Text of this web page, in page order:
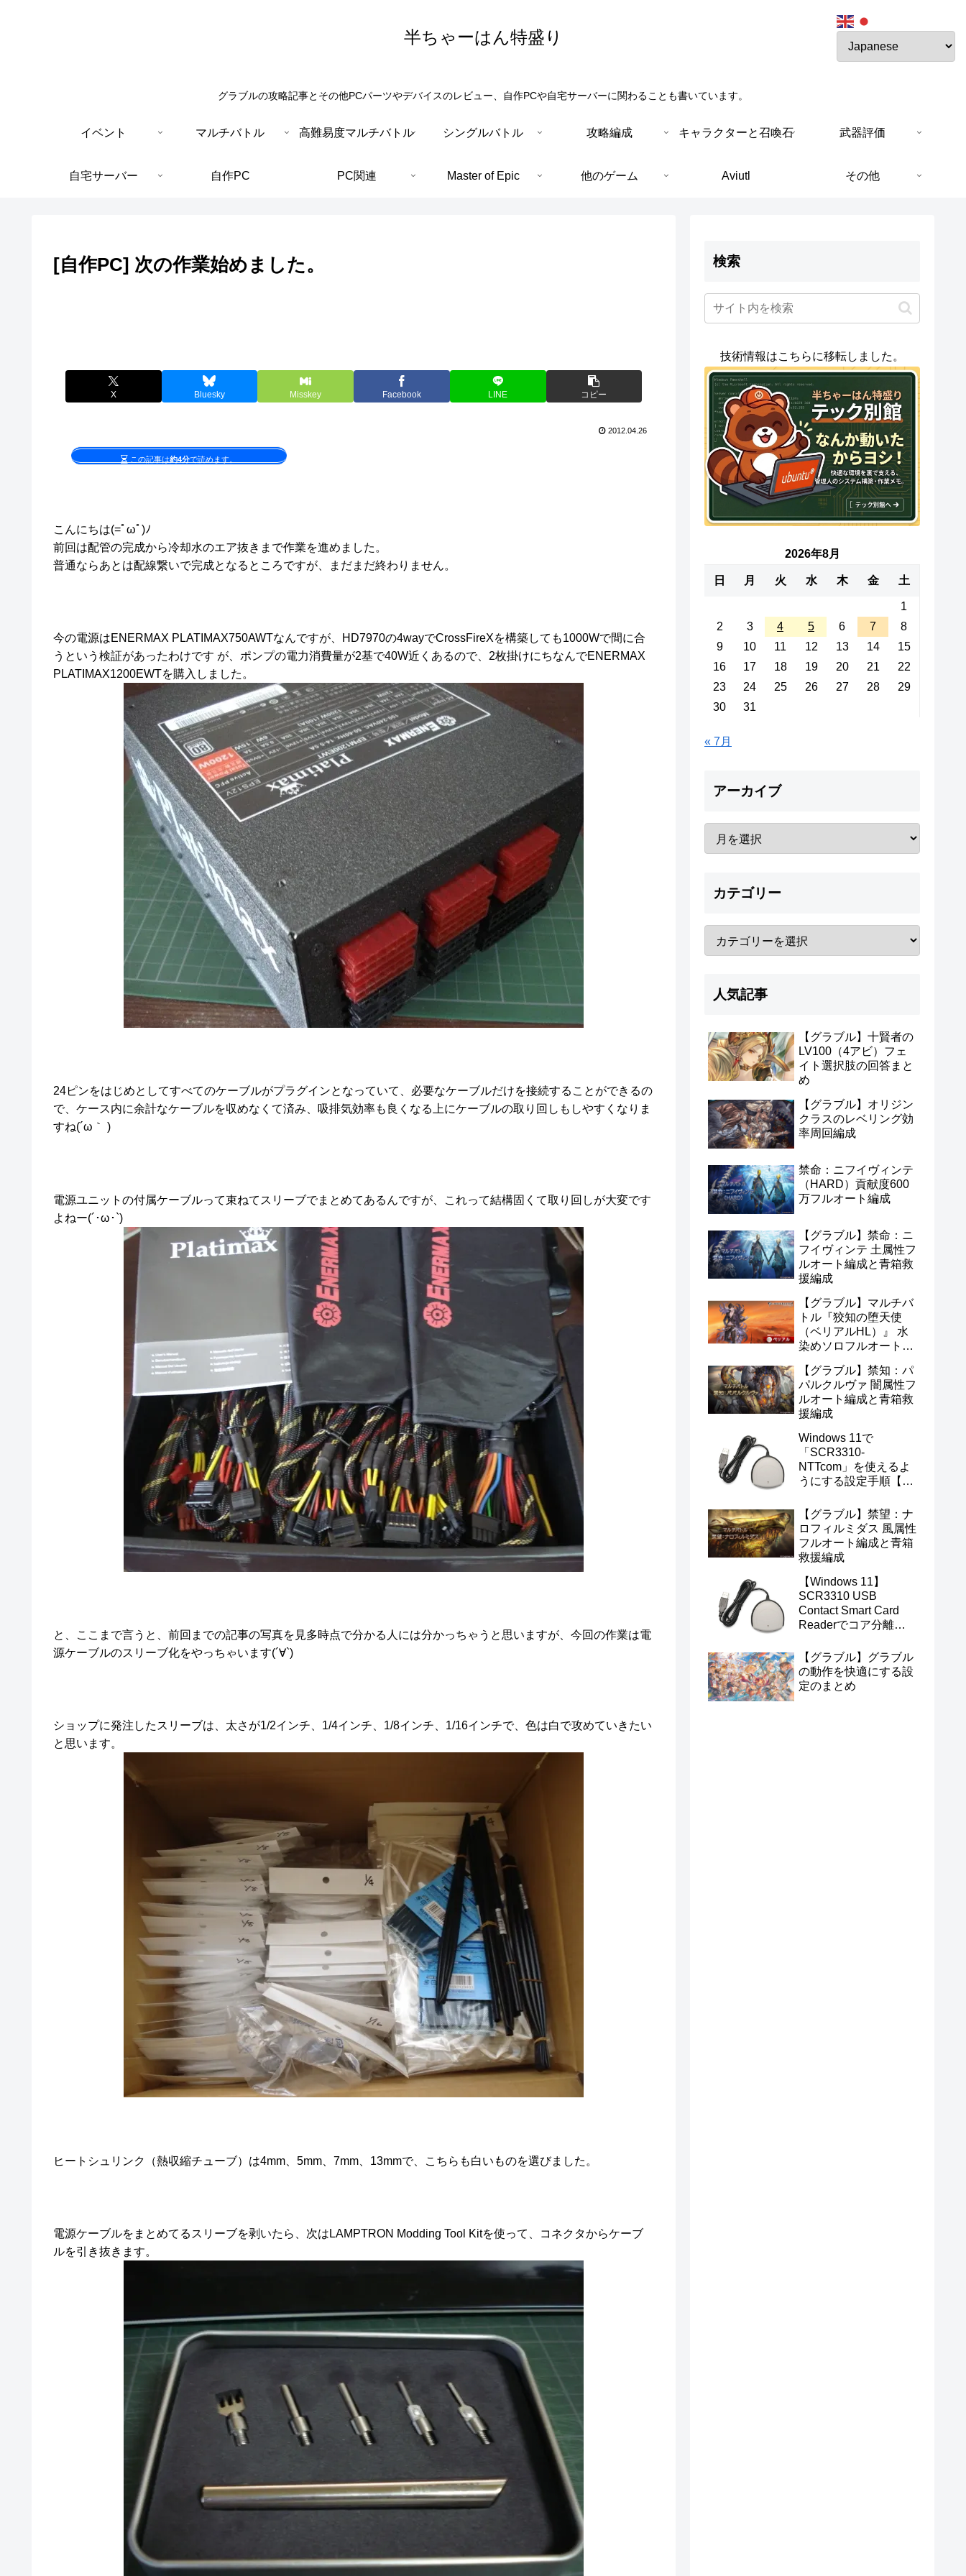
半ちゃーはん特盛り
グラブルの攻略記事とその他PCパーツやデバイスのレビュー、自作PCや自宅サーバーに関わることも書いています。
イベント マルチバトル 高難易度マルチバトル シングルバトル 攻略編成 キャラクターと召喚石 武器評価
自宅サーバー 自作PC PC関連 Master of Epic 他のゲーム Aviutl その他
[自作PC] 次の作業始めました。
X Bluesky Misskey Facebook LINE コピー
2012.04.26
この記事は約4分で読めます。
こんにちは(=ﾟωﾟ)ﾉ
前回は配管の完成から冷却水のエア抜きまで作業を進めました。
普通ならあとは配線繋いで完成となるところですが、まだまだ終わりません。
今の電源はENERMAX PLATIMAX750AWTなんですが、HD7970の4wayでCrossFireXを構築しても1000Wで間に合
うという検証があったわけです が、ポンプの電力消費量が2基で40W近くあるので、2枚掛けにちなんでENERMAX
PLATIMAX1200EWTを購入しました。
24ピンをはじめとしてすべてのケーブルがプラグインとなっていて、必要なケーブルだけを接続することができるの
で、ケース内に余計なケーブルを収めなくて済み、吸排気効率も良くなる上にケーブルの取り回しもしやすくなりま
すね(´ω｀ )
電源ユニットの付属ケーブルって束ねてスリーブでまとめてあるんですが、これって結構固くて取り回しが大変です
よねー(´･ω･`)
と、ここまで言うと、前回までの記事の写真を見多時点で分かる人には分かっちゃうと思いますが、今回の作業は電
源ケーブルのスリーブ化をやっちゃいます(´∀`)
ショップに発注したスリーブは、太さが1/2インチ、1/4インチ、1/8インチ、1/16インチで、色は白で攻めていきたい
と思います。
ヒートシュリンク（熱収縮チューブ）は4mm、5mm、7mm、13mmで、こちらも白いものを選びました。
電源ケーブルをまとめてるスリーブを剥いたら、次はLAMPTRON Modding Tool Kitを使って、コネクタからケーブ
ルを引き抜きます。
検索
技術情報はこちらに移転しました。
2026年8月
日 月 火 水 木 金 土
1
2
3 4 5 6 7
8
9
10 11 12 13 14
15
16
17 18 19 20 21
22
23
24 25 26 27 28
29
30
31
« 7月
アーカイブ
カテゴリー
人気記事
【グラブル】十賢者の
LV100（4アビ）フェ
イト選択肢の回答まと
め
【グラブル】オリジン
クラスのレベリング効
率周回編成
禁命：ニフイヴィンテ
（HARD）貢献度600
万フルオート編成
【グラブル】禁命：ニ
フイヴィンテ 土属性フ
ルオート編成と青箱救
援編成
【グラブル】マルチバ
トル『狡知の堕天使
（ベリアルHL）』 水
染めソロフルオート編
【グラブル】禁知：パ
パルクルヴァ 闇属性フ
ルオート編成と青箱救
援編成
Windows 11で
「SCR3310-
NTTcom」を使えるよ
うにする設定手順【マ
応】
【グラブル】禁望：ナ
ロフィルミダス 風属性
フルオート編成と青箱
救援編成
【Windows 11】
SCR3310 USB
Contact Smart Card
Readerでコア分離を
【グラブル】グラブル
の動作を快適にする設
定のまとめ